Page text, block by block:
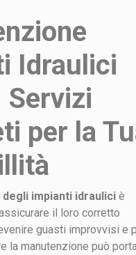
Idraulici
Servizi
per la
impianti idraulici è
il loro corretto
guasti improvvisi e
la manutenzione può